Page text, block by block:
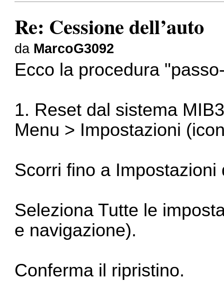
Re: Cessione dell’auto
da MarcoG3092
Ecco la procedura
1. Reset dal sistema
Menu > Impostazioni
Scorri fino a Impostazioni
Seleziona Tutte le
e navigazione).
Conferma il ripristino.